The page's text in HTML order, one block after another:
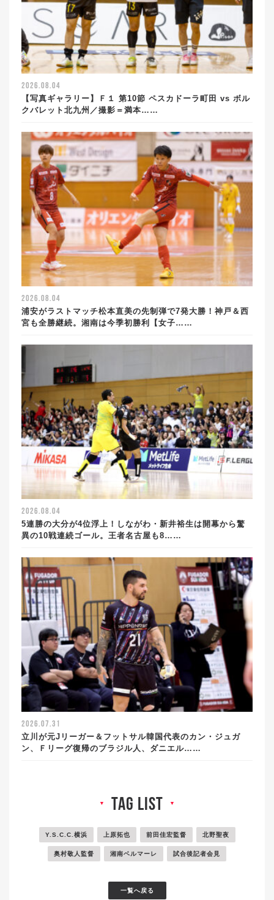
2026.08.04
【写真ギャラリー】Ｆ１ 第10節 ペスカドーラ町田 vs ボル
クバレット北九州／撮影＝満本……
2026.08.04
浦安がラストマッチ松本直美の先制弾で7発大勝！神戸＆西
宮も全勝継続。湘南は今季初勝利【女子……
2026.08.04
5連勝の大分が4位浮上！しながわ・新井裕生は開幕から驚
異の10戦連続ゴール。王者名古屋も8……
2026.07.31
立川が元Jリーガー＆フットサル韓国代表のカン・ジュガ
ン、Ｆリーグ復帰のブラジル人、ダニエル……
▼ tag list ▼
Y.S.C.C.横浜 上原拓也 前田佳宏監督 北野聖夜
奥村敬人監督 湘南ベルマーレ 試合後記者会見
一覧へ戻る